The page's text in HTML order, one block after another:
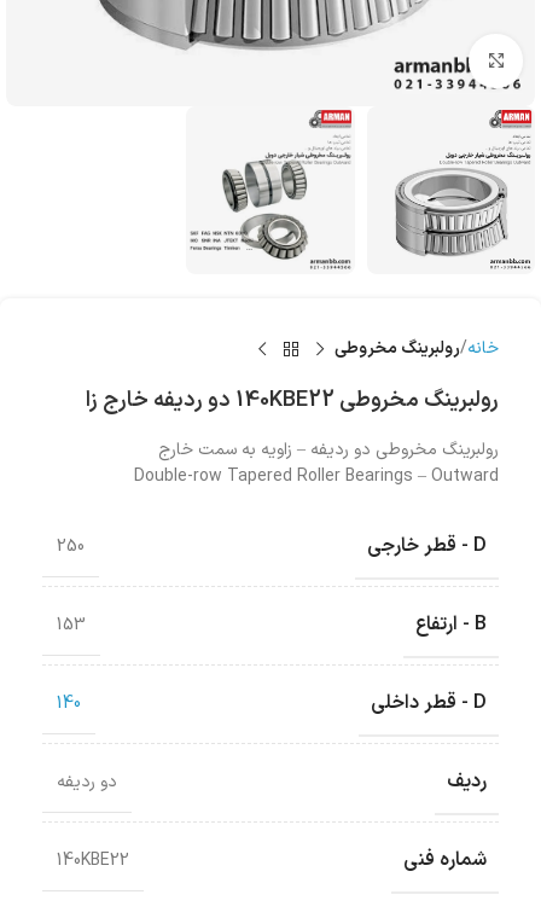
بزرگنمایی تصویر
خانه رولبرینگ‌ مخروطی
رولبرینگ‌ مخروطی 140KBE22 دو ردیفه خارج زا
رولبرینگ‌ مخروطی دو ردیفه – زاویه به سمت خارج
Double-row Tapered Roller Bearings – Outward
D - قطر خارجی 250
B - ارتفاع 153
D - قطر داخلی 140
ردیف دو ردیفه
شماره فنی 140KBE22